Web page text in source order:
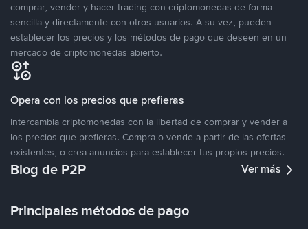
comprar, vender y hacer trading con criptomonedas de forma
sencilla y directamente con otros usuarios. A su vez, pueden
establecer los precios y los métodos de pago que deseen en un
mercado de criptomonedas abierto.
Opera con los precios que prefieras
Intercambia criptomonedas con la libertad de comprar y vender a
los precios que prefieras. Compra o vende a partir de las ofertas
existentes, o crea anuncios para establecer tus propios precios.
Blog de P2P Ver más
Principales métodos de pago